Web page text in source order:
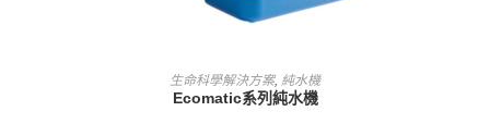
查看內容
生命科學解決方案, 純水機
Ecomatic系列純水機